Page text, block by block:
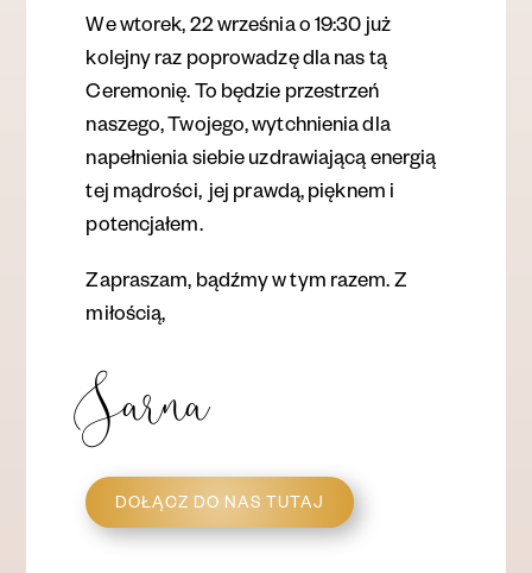
We wtorek, 22 września o 19:30 już
kolejny raz poprowadzę dla nas tą
Ceremonię. To będzie przestrzeń
naszego, Twojego, wytchnienia dla
napełnienia siebie uzdrawiającą energią
tej mądrości, jej prawdą, pięknem i
potencjałem.
Zapraszam, bądźmy w tym razem. Z
miłością,
Sarna
DOŁĄCZ DO NAS TUTAJ